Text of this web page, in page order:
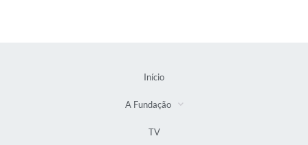
Início
A Fundação
TV